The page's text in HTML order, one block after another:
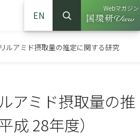
EN
サイト内検索
検索
Webマガジン
（別ウイ
ルアミド摂取量の推定に関する研究
アミド摂取量の推
成 28年度）